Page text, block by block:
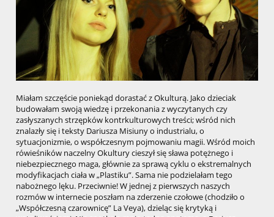
Miałam szczęście poniekąd dorastać z Okulturą. Jako dzieciak
budowałam swoją wiedzę i przekonania z wyczytanych czy
zasłyszanych strzępków kontrkulturowych treści; wśród nich
znalazły się i teksty Dariusza Misiuny o industrialu, o
sytuacjonizmie, o współczesnym pojmowaniu magii. Wśród moich
rówieśników naczelny Okultury cieszył się sława potężnego i
niebezpiecznego maga, głównie za sprawą cyklu o ekstremalnych
modyfikacjach ciała w „Plastiku”. Sama nie podzielałam tego
nabożnego lęku. Przeciwnie! W jednej z pierwszych naszych
rozmów w internecie poszłam na zderzenie czołowe (chodziło o
„Współczesną czarownicę” La Veya), dzieląc się krytyką i